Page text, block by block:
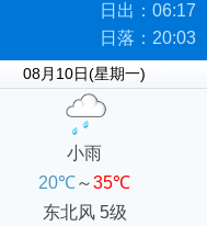
日出：06:17
日落：20:03
08月10日(星期一)
小雨
20℃～35℃
东北风 5级